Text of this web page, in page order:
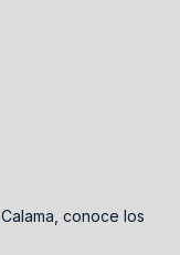
conoce los